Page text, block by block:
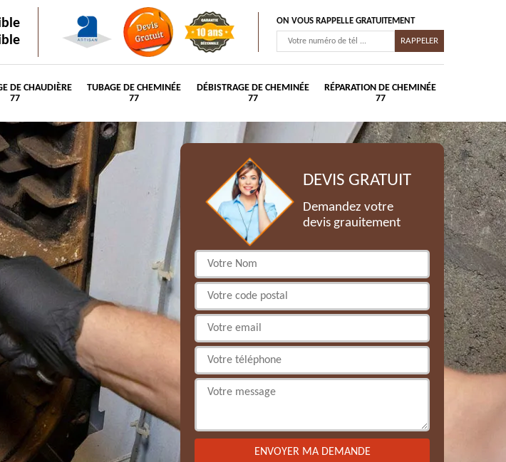
ON VOUS RAPPELLE GRATUITEMENT
DE CHAUDIÈRE
77
TUBAGE DE CHEMINÉE
77
DÉBISTRAGE DE CHEMINÉE
77
RÉPARATION DE CHEMINÉE
77
DEVIS GRATUIT
Demandez votre
devis grauitement